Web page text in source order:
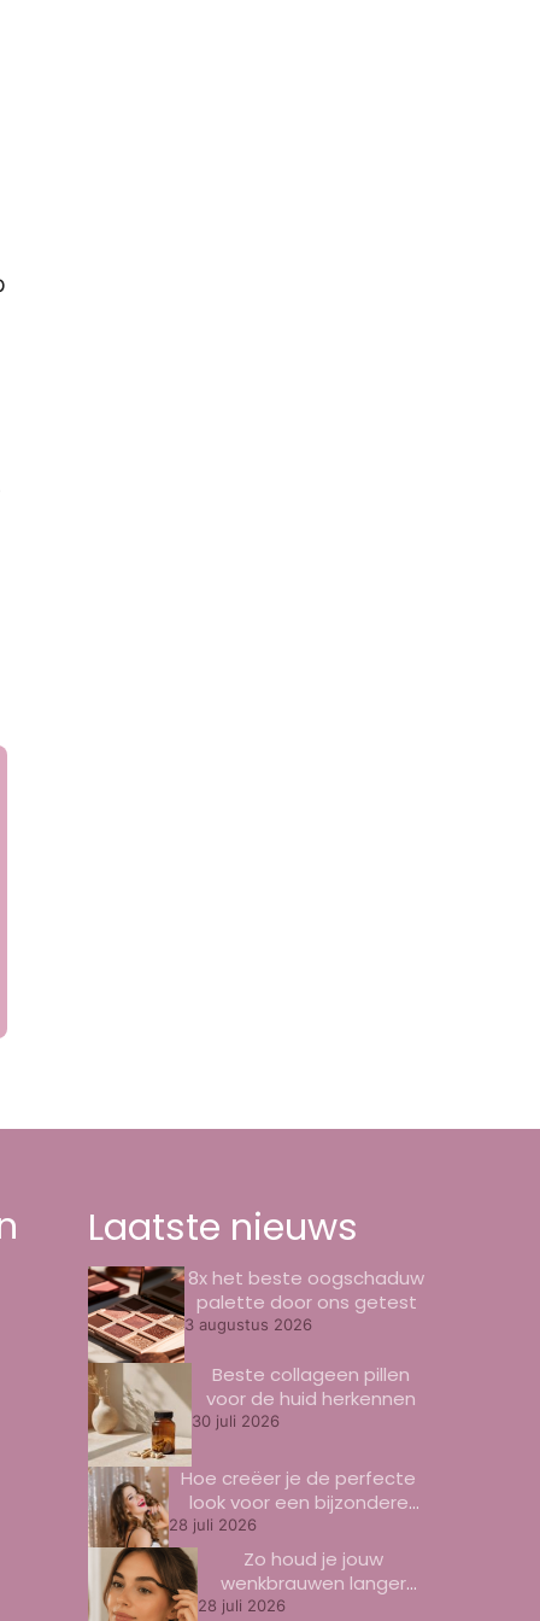
Laatste nieuws
8x het beste oogschaduw
palette door ons getest
3 augustus 2026
Beste collageen pillen
voor de huid herkennen
30 juli 2026
Hoe creëer je de perfecte
look voor een bijzondere
gelegenheid?
28 juli 2026
Zo houd je jouw
wenkbrauwen langer
28 juli 2026